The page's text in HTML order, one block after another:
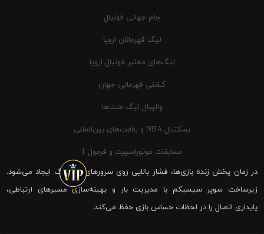
جام جهانی فوتبال
لیگ قهرمانان اروپا
لیگ‌های معتبر فوتبال اروپا
کشتی قهرمانی جهان
والیبال لیگ ملت‌ها
بسکتبال NBA و رقابت‌های بین‌المللی
مسابقات موتوراسپرت و فرمول 1
در زمان پخش زنده بازی‌ها، فشار بالایی روی سرورهای شیرینگ ایجاد می‌شود.
زیرساخت سوپر سیسیکم با مدیریت بار و بهینه‌سازی مسیرهای ارتباطی،
پایداری اتصال را در لحظات حساس بازی حفظ می‌کند.